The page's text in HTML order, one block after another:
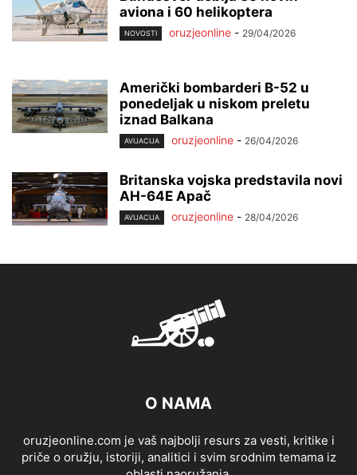
aviona i 60 helikoptera
NOVOSTI oruzjeonline - 29/04/2026
Američki bombarderi B-52 u
ponedeljak u niskom preletu
iznad Balkana
AVIJACIJA oruzjeonline - 26/04/2026
Britanska vojska predstavila novi
AH-64E Apač
AVIJACIJA oruzjeonline - 28/04/2026
O NAMA
oruzjeonline.com je vaš najbolji resurs za vesti, kritike i
priče o oružju, istoriji, analitici i svim srodnim temama iz